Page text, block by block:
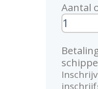
Aantal